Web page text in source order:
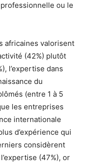
ou le
africaines valorisent
(42%) plutôt
l’expertise dans
du
(entre 1 à 5
les entreprises
internationale
d’expérience qui
considèrent
(47%), or